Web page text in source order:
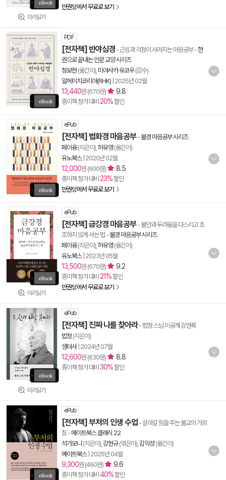
미리읽기
만권당에서 무료로 보기
PDF
[전자책] 반야심경 - 근심과 걱정이 사라지는 마음공부-한
권으로 끝내는 인문 교양 시리즈
정보현 (옮긴이), 미야사카 유코우(감수)
알에이치코리아(RHK) 2025년 02월
13,440원 (670원) 9.8
종이책 정가 대비 20%할인
ePub
[전자책] 법화경 마음공부-불경 마음공부 시리즈
페이융(지은이), 허유영(옮긴이)
유노북스| 2020년 02월
12,000원 (600원) 8.5
종이책 정가 대비 23%할인
만권당에서 무료로 보기
미리읽기
ePub
[전자책] 금강경 마음공부- 불안과 두려움을 다스리고 초
조하지 않게 사는 법 -불경 마음공부 시리즈
페이융(지은이), 허유영(옮긴이)
유노북스| 2023년 05월
13,500원 (670원) 9.2
종이책 정가 대비 21%할인
만권당에서 무료로 보기
미리읽기
ePub
[전자책] 진짜 나를 찾아라- 법정 스님 미공개 강연록
법정 (지은이)
샘터사| 2024년 07월
12,600원 (630원) 8.8
종이책 정가 대비 30%할인
ePub
[전자책] 부처의 인생 수업 - 살아갈 힘을 주는 불교의 가르
침 - 메이트북스 클래식 22
석가모니 (지은이), 강현규(엮은이), 김익성 (옮긴이)
메이트북스| 2025년 04월
9,300원 (460원) 9.6
종이책 정가 대비 40%할인